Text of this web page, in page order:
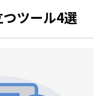
ツール4選